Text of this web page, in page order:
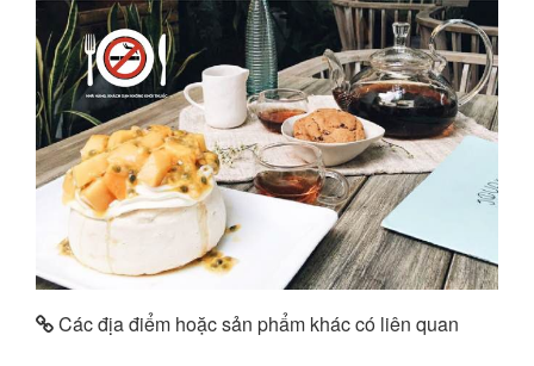
Các địa điểm hoặc sản phẩm khác có liên quan